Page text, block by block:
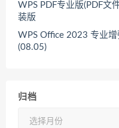
WPS PDF专业版(PDF文
装版
WPS Office 2023 专业
(08.05)
归档